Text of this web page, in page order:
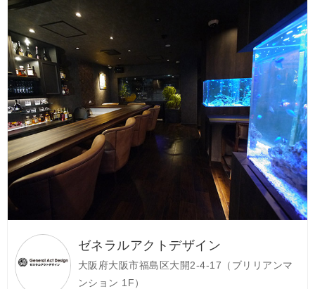
ゼネラルアクトデザイン
大阪府大阪市福島区大開2-4-17（ブリリアンマ
ンション 1F）